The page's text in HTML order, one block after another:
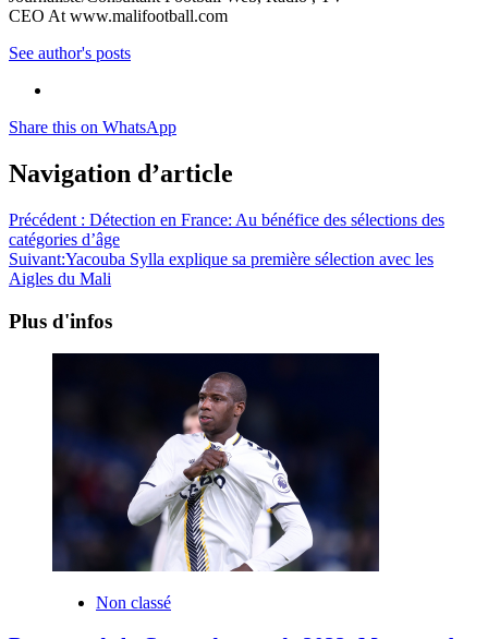
CEO At www.malifootball.com
See author's posts
Share this on WhatsApp
Navigation d’article
Précédent : Détection en France: Au bénéfice des sélections des
catégories d’âge
Suivant:Yacouba Sylla explique sa première sélection avec les
Aigles du Mali
Plus d'infos
Non classé